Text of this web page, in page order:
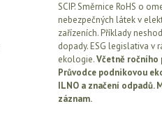
SCIP. Směrnice RoHS o
nebezpečných látek v
zařízeních. Příklady
dopady. ESG legislativa v
ekologie.Včetně ročního
Průvodce podnikovou
ILNO a značení odpadů.
záznam.